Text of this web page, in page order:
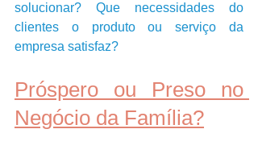
solucionar? Que necessidades do
clientes o produto ou serviço da
empresa satisfaz?
Próspero ou Preso no
Negócio da Família?